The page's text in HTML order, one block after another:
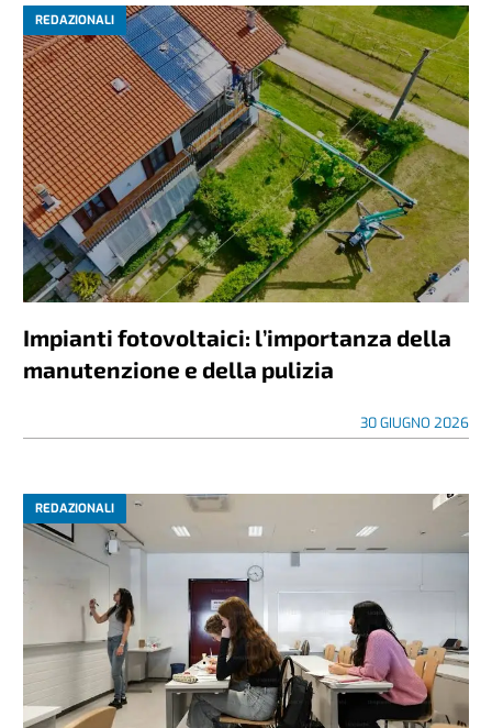
REDAZIONALI
Impianti fotovoltaici: l’importanza della
manutenzione e della pulizia
30 GIUGNO 2026
REDAZIONALI